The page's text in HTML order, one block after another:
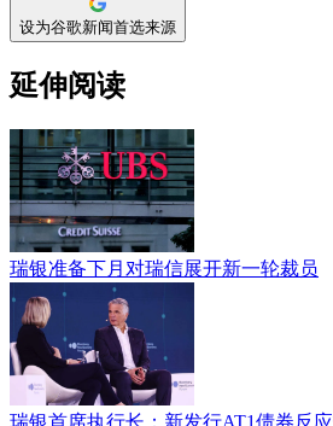
设为谷歌新闻首选来源
延伸阅读
瑞银准备下月对瑞信展开新一轮裁员
瑞银首席执行长：新发行AT1债券反